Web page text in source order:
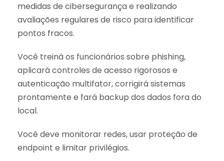
medidas de cibersegurança e realizando
avaliações regulares de risco para identificar
pontos fracos.
Você treiná os funcionários sobre phishing,
aplicará controles de acesso rigorosos e
autenticação multifator, corrigirá sistemas
prontamente e fará backup dos dados fora do
local.
Você deve monitorar redes, usar proteção de
endpoint e limitar privilégios.